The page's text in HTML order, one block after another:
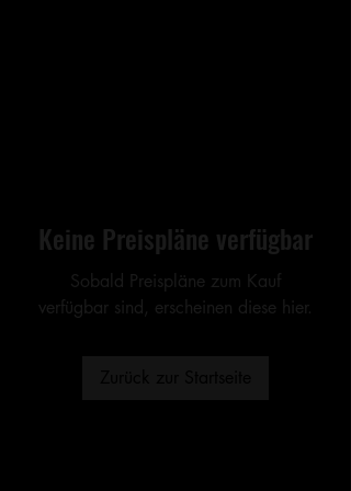
Keine Preispläne verfügbar
Sobald Preispläne zum Kauf
verfügbar sind, erscheinen diese hier.